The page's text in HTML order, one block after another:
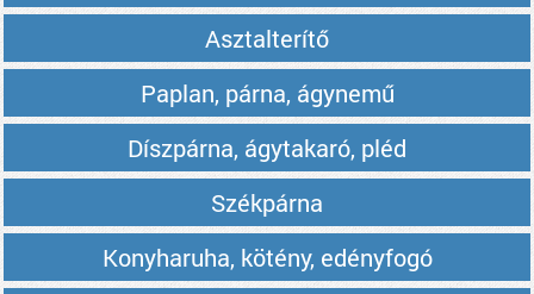
Asztalterítő
Paplan, párna, ágynemű
Díszpárna, ágytakaró, pléd
Székpárna
Konyharuha, kötény, edényfogó